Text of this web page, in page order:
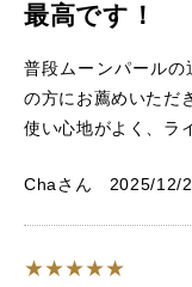
最高です！
普段ムーンパール
の方にお薦めいただ
使い心地がよく、ラ
Chaさん 2025/12/